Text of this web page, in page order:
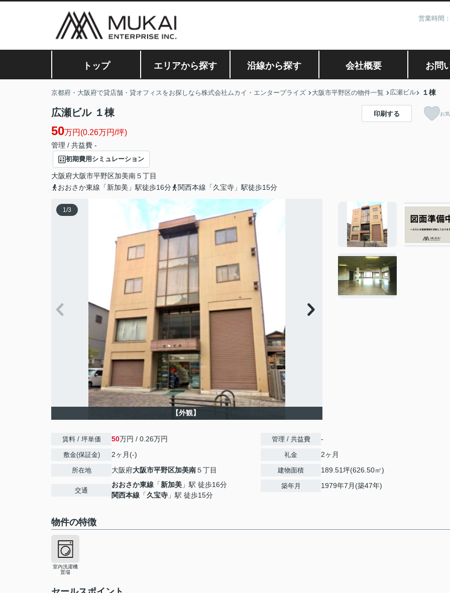
営業時間
トップ エリアから探す 沿線から探す 会社概要 お問
京都府・大阪府で貸店舗・貸オフィスをお探しなら株式会社ムカイ・エンタープライズ 大阪市平野区の物件一覧 広瀬ビル １棟
広瀬ビル １棟
50万円(0.26万円/坪)
管理 / 共益費 -
初期費用シミュレーション
大阪府大阪市平野区加美南５丁目
おおさか東線「新加美」駅徒歩16分
関西本線「久宝寺」駅徒歩15分
印刷する お
1/3
【外観】
賃料 / 坪単価 50万円 / 0.26万円
敷金(保証金) 2ヶ月(-)
所在地 大阪府大阪市平野区加美南５丁目
交通
おおさか東線 「新加美 」駅 徒歩16分
関西本線 「久宝寺 」駅 徒歩15分
管理 / 共益費 -
礼金 2ヶ月
建物面積 189.51坪(626.50㎡)
築年月 1979年7月(築47年)
物件の特徴
室内洗濯機
置場